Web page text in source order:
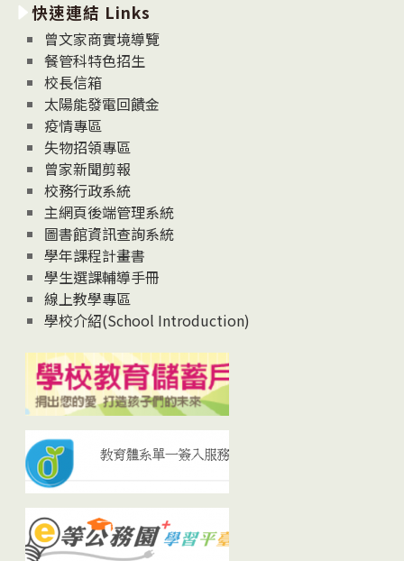
消
息
News
快速連結 Links
曾文家商實境導覽
餐管科特色招生
校長信箱
太陽能發電回饋金
疫情專區
失物招領專區
曾家新聞剪報
校務行政系統
主網頁後端管理系統
圖書館資訊查詢系統
學年課程計畫書
學生選課輔導手冊
線上教學專區
學校介紹(School Introduction)